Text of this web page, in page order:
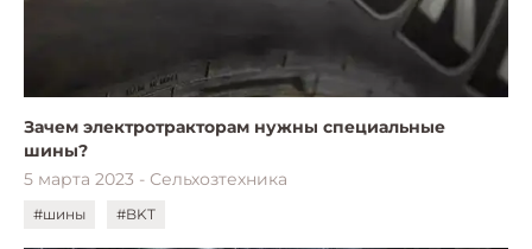
Зачем электротракторам нужны специальные
шины?
5 марта 2023 - Сельхозтехника
#шины #BKT